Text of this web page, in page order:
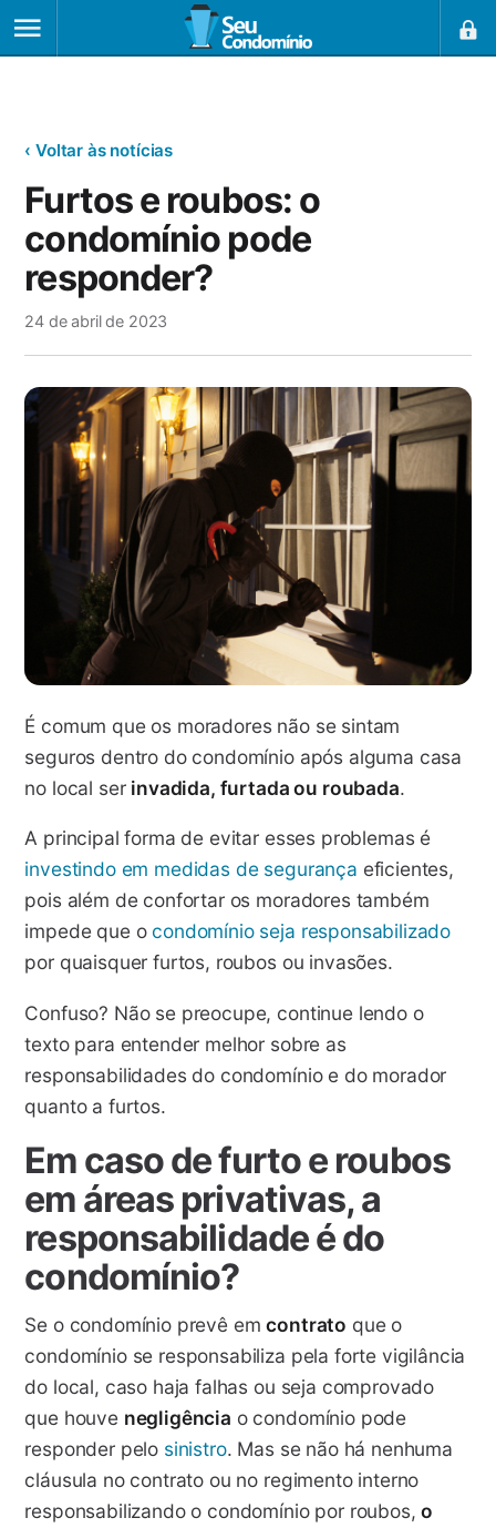
‹ Voltar às notícias
Furtos e roubos: o
condomínio pode
responder?
24 de abril de 2023
É comum que os moradores não se sintam
seguros dentro do condomínio após alguma casa
no local ser invadida, furtada ou roubada.
A principal forma de evitar esses problemas é
investindo em medidas de segurança eficientes,
pois além de confortar os moradores também
impede que o condomínio seja responsabilizado
por quaisquer furtos, roubos ou invasões.
Confuso? Não se preocupe, continue lendo o
texto para entender melhor sobre as
responsabilidades do condomínio e do morador
quanto a furtos.
Em caso de furto e roubos
em áreas privativas, a
responsabilidade é do
condomínio?
Se o condomínio prevê emcontrato que o
condomínio se responsabiliza pela forte vigilância
do local, caso haja falhas ou seja comprovado
que houve negligência o condomínio pode
responder pelo sinistro. Mas se não há nenhuma
cláusula no contrato ou no regimento interno
responsabilizando o condomínio por roubos,o